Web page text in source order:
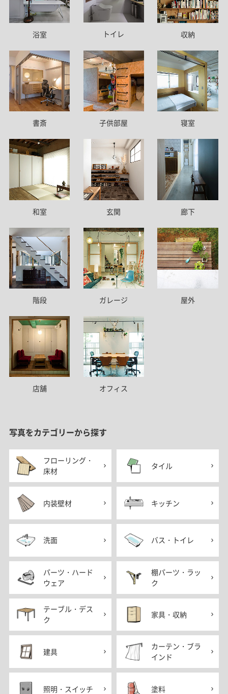
浴室 トイレ 収納
書斎 子供部屋 寝室
和室 玄関 廊下
階段 ガレージ 屋外
店舗 オフィス
写真をカテゴリーから探す
フローリング・
床材
タイル
内装壁材 キッチン
洗面 バス・トイレ
パーツ・ハード
ウェア
棚パーツ・ラッ
ク
テーブル・デス
ク
家具・収納
建具
カーテン・ブラ
インド
照明・スイッチ 塗料